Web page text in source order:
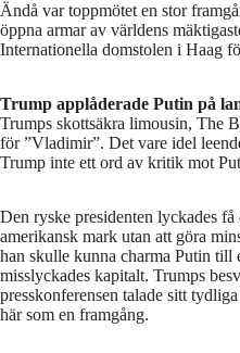
Ändå var toppmötet en stor
öppna armar av världens
Internationella domstolen i Haag
Trump applåderade Putin på
Trumps skottsäkra limousin, The
för ”Vladimir”. Det vare idel
Trump inte ett ord av kritik mot
Den ryske presidenten lyckades
amerikansk mark utan att göra
han skulle kunna charma Putin till
misslyckades kapitalt. Trumps
presskonferensen talade sitt
här som en framgång.